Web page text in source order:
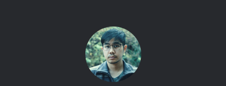
🎙GYUBIN ปลื้มเมืองไทยขนาดไหน? ถึงกลับมาถ่าย
MV เพลงใหม่ LIKE U 100 ที่กรุงเทพ
▶ คลิกดูสัมภาษณ์พิเศษ